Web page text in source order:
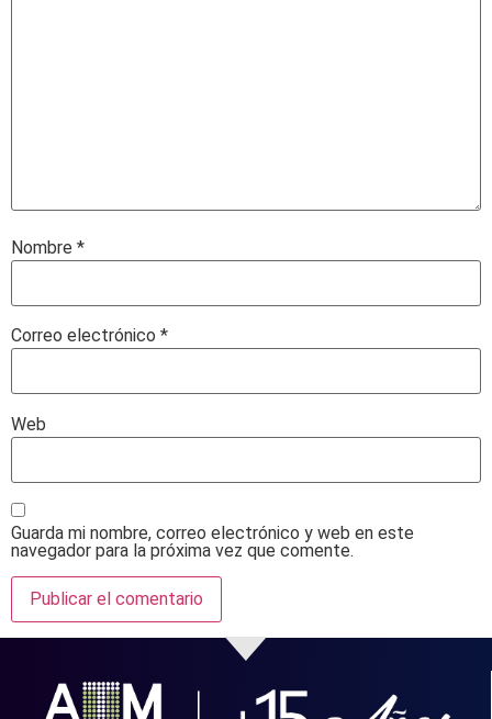
Nombre *
Correo electrónico *
Web
Guarda mi nombre, correo electrónico y web en este
navegador para la próxima vez que comente.